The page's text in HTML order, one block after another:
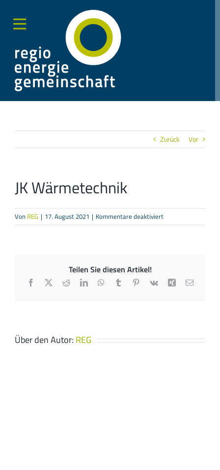
Inhalt
springen
Zurück Vor
JK Wärmetechnik
Von REG | 17. August 2021 | Kommentare deaktiviertfür
JK
Teilen Sie diesen Artikel!
Facebook
X RedditLinkedInWhatsApp
TumblrPinterest
Vk Xing E-
Über den Autor: REG
Sliding